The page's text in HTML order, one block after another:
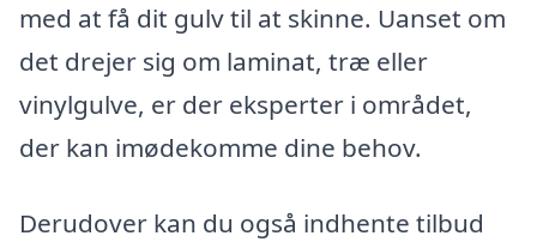
med at få dit gulv til at skinne. Uanset om
det drejer sig om laminat, træ eller
vinylgulve, er der eksperter i området,
der kan imødekomme dine behov.
Derudover kan du også indhente tilbud